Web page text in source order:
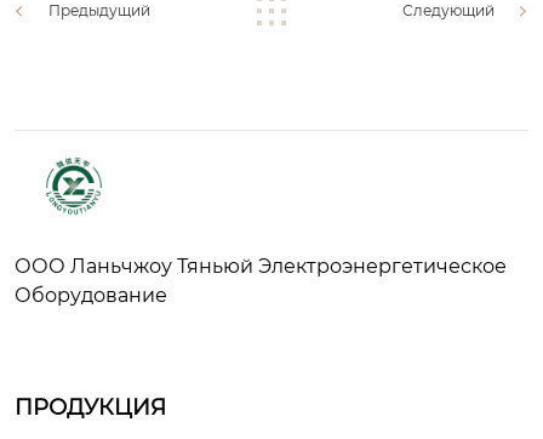
Предыдущий Следующий
ООО Ланьчжоу Тяньюй Электроэнергетическое
Оборудование
ПРОДУКЦИЯ